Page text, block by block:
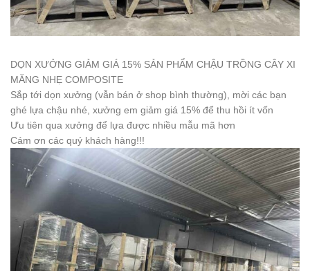
DỌN XƯỞNG GIẢM GIÁ 15% SẢN PHẨM CHẬU TRỒNG CÂY XI
MĂNG NHẸ COMPOSITE
Sắp tới dọn xưởng (vẫn bán ở shop bình thường), mời các bạn
ghé lựa chậu nhé, xưởng em giảm giá 15% để thu hồi ít vốn
Ưu tiên qua xưởng để lựa được nhiều mẫu mã hơn
Cám ơn các quý khách hàng!!!